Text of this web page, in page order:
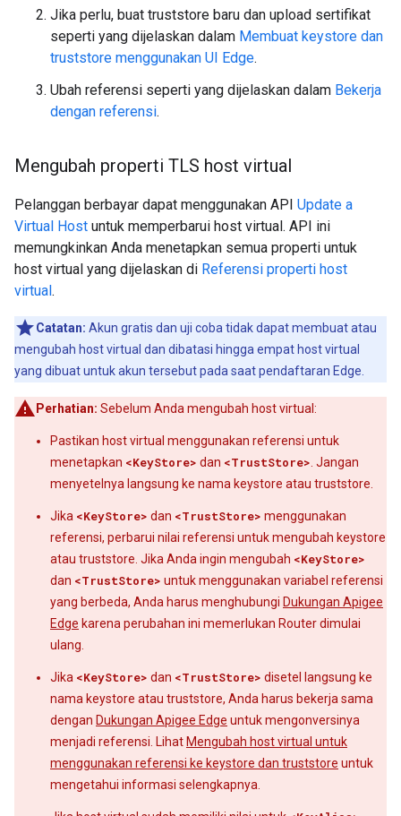
Jika perlu, buat truststore baru dan upload sertifikat
seperti yang dijelaskan dalam Membuat keystore dan
truststore menggunakan UI Edge.
Ubah referensi seperti yang dijelaskan dalam Bekerja
dengan referensi.
Mengubah properti TLS host virtual
Pelanggan berbayar dapat menggunakan API Update a
Virtual Host untuk memperbarui host virtual. API ini
memungkinkan Anda menetapkan semua properti untuk
host virtual yang dijelaskan di Referensi properti host
virtual.
Catatan: Akun gratis dan uji coba tidak dapat membuat atau
mengubah host virtual dan dibatasi hingga empat host virtual
yang dibuat untuk akun tersebut pada saat pendaftaran Edge.
Perhatian: Sebelum Anda mengubah host virtual:
Pastikan host virtual menggunakan referensi untuk
menetapkan <KeyStore> dan <TrustStore> . Jangan
menyetelnya langsung ke nama keystore atau truststore.
Jika <KeyStore> dan <TrustStore> menggunakan
referensi, perbarui nilai referensi untuk mengubah keystore
atau truststore. Jika Anda ingin mengubah <KeyStore>
dan <TrustStore> untuk menggunakan variabel referensi
yang berbeda, Anda harus menghubungi Dukungan Apigee
Edge karena perubahan ini memerlukan Router dimulai
ulang.
Jika <KeyStore> dan <TrustStore> disetel langsung ke
nama keystore atau truststore, Anda harus bekerja sama
dengan Dukungan Apigee Edge untuk mengonversinya
menjadi referensi. Lihat Mengubah host virtual untuk
menggunakan referensi ke keystore dan truststore untuk
mengetahui informasi selengkapnya.